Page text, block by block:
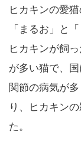
ヒカキンの愛
「まるお」と「
ヒカキンが飼
が多い猫で、
関節の病気が
り、ヒカキン
た。